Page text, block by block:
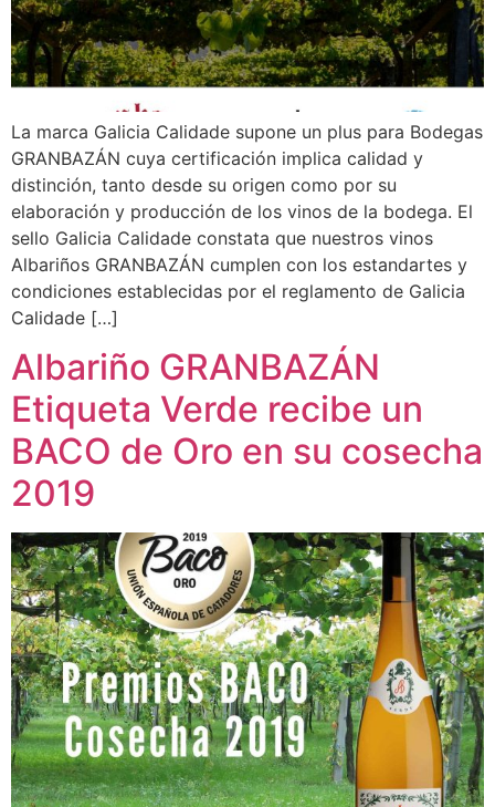
La marca Galicia Calidade supone un plus para Bodegas
GRANBAZÁN cuya certificación implica calidad y
distinción, tanto desde su origen como por su
elaboración y producción de los vinos de la bodega. El
sello Galicia Calidade constata que nuestros vinos
Albariños GRANBAZÁN cumplen con los estandartes y
condiciones establecidas por el reglamento de Galicia
Calidade […]
Albariño GRANBAZÁN
Etiqueta Verde recibe un
BACO de Oro en su cosecha
2019